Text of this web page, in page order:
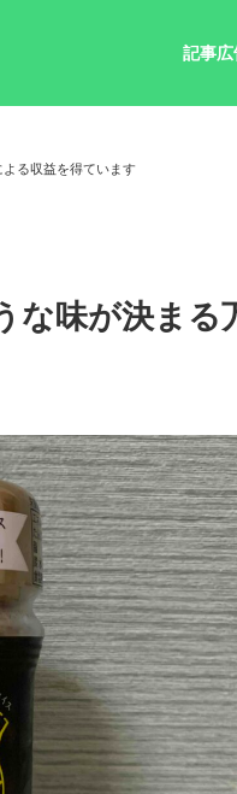
記事
る収益を得ています
な味が決まる